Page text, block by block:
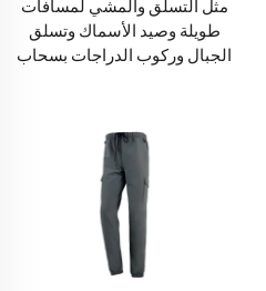
مثل التسلق والمشي لمسافات
طويلة وصيد الأسماك وتسلق
الجبال وركوب الدراجات بسحاب